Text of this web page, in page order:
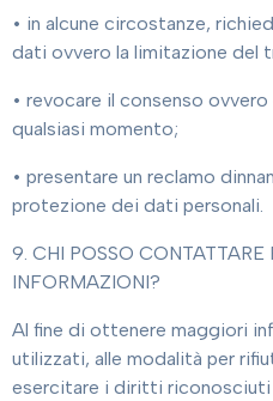
• in alcune circostanze,
dati ovvero la limitazione del
• revocare il consenso
qualsiasi momento;
• presentare un reclamo
protezione dei dati personali.
9. CHI POSSO CONTATTARE
INFORMAZIONI?
Al fine di ottenere maggiori
utilizzati, alle modalità per
esercitare i diritti riconosciuti